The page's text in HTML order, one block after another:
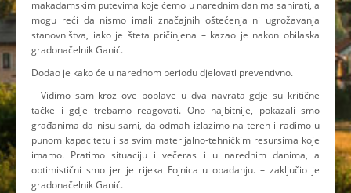
makadamskim putevima koje ćemo u narednim danima sanirati, a
mogu reći da nismo imali značajnih oštećenja ni ugrožavanja
stanovništva, iako je šteta pričinjena – kazao je nakon obilaska
gradonačelnik Ganić.
Dodao je kako će u narednom periodu djelovati preventivno.
– Vidimo sam kroz ove poplave u dva navrata gdje su kritične
tačke i gdje trebamo reagovati. Ono najbitnije, pokazali smo
građanima da nisu sami, da odmah izlazimo na teren i radimo u
punom kapacitetu i sa svim materijalno-tehničkim resursima koje
imamo. Pratimo situaciju i večeras i u narednim danima, a
optimistični smo jer je rijeka Fojnica u opadanju. – zaključio je
gradonačelnik Ganić.